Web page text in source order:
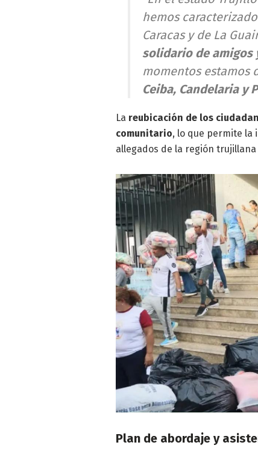
hemos
Caracas y de La
solidario de amigos
momentos estamos
Ceiba, Candelaria y
La reubicación de los
comunitario, lo que permite la
allegados de la región
Plan de abordaje y